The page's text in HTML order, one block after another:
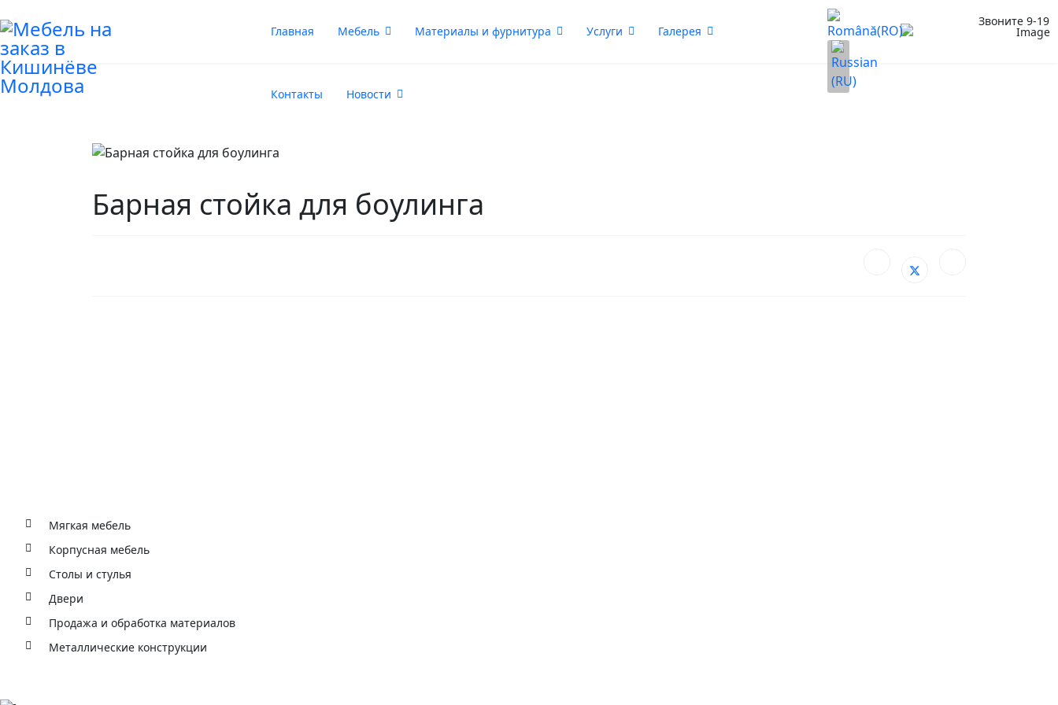
Главная Мебель Материалы и фурнитура Услуги Галерея
Контакты Новости
Выберите язык
Звоните 9-19
Барная стойка для боулинга
Мягкая мебель
Корпусная мебель
Столы и стулья
Двери
Продажа и обработка материалов
Металлические конструкции